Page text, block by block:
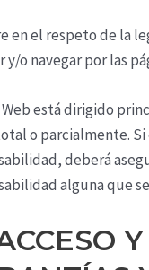
en el respeto de la
y/o navegar por las
está dirigido
o parcialmente.
deberá
alguna que